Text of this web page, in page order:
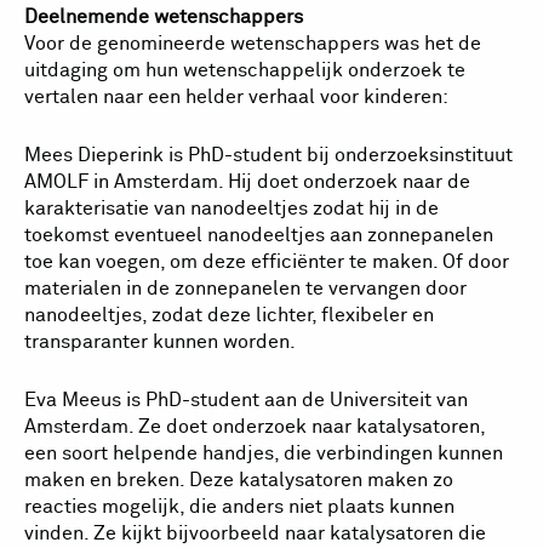
Deelnemende wetenschappers
Voor de genomineerde wetenschappers was het de
uitdaging om hun wetenschappelijk onderzoek te
vertalen naar een helder verhaal voor kinderen:
Mees Dieperink is PhD-student bij onderzoeksinstituut
AMOLF in Amsterdam. Hij doet onderzoek naar de
karakterisatie van nanodeeltjes zodat hij in de
toekomst eventueel nanodeeltjes aan zonnepanelen
toe kan voegen, om deze efficiënter te maken. Of door
materialen in de zonnepanelen te vervangen door
nanodeeltjes, zodat deze lichter, flexibeler en
transparanter kunnen worden.
Eva Meeus is PhD-student aan de Universiteit van
Amsterdam. Ze doet onderzoek naar katalysatoren,
een soort helpende handjes, die verbindingen kunnen
maken en breken. Deze katalysatoren maken zo
reacties mogelijk, die anders niet plaats kunnen
vinden. Ze kijkt bijvoorbeeld naar katalysatoren die